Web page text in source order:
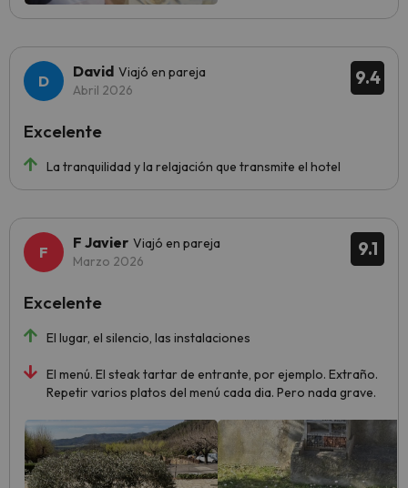
9.4
David Viajó en pareja
Abril 2026
La tranquilidad y la relajación que transmite el hotel
Excelente
9.1
F Javier Viajó en pareja
Marzo 2026
El lugar, el silencio, las instalaciones
El menú. El steak tartar de entrante, por ejemplo. Extraño.
Repetir varios platos del menú cada dia. Pero nada grave.
Excelente